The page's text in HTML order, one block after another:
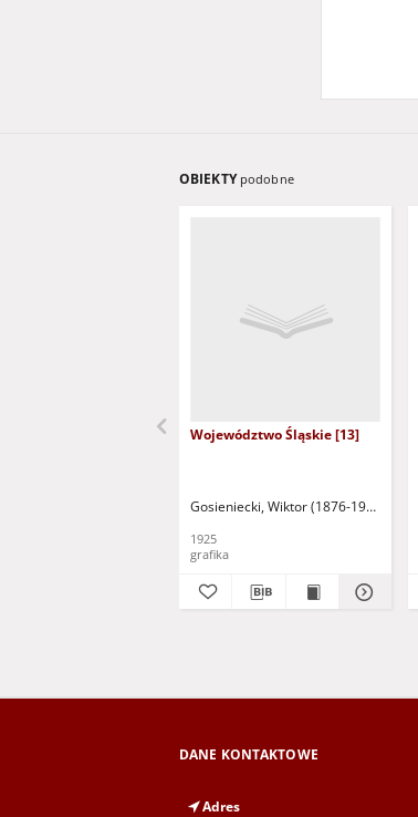
OBIEKTY podobne
Województwo Śląskie [13]
Gosieniecki, Wiktor (1876-1956)
1925
grafika
DANE KONTAKTOWE
Adres